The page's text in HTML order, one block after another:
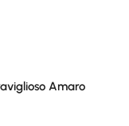
5 Sternen
Amaro